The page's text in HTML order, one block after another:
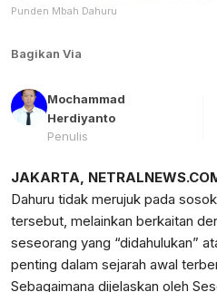
Punden Mbah Dahuru
Bagikan Via
Mochammad
Herdiyanto
Penulis
JAKARTA,
Dahuru tidak merujuk pada
tersebut, melainkan berkaitan
seseorang yang “didahulukan”
penting dalam sejarah awal
Sebagaimana dijelaskan oleh